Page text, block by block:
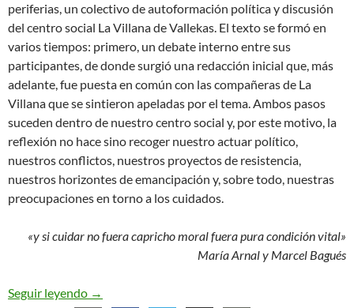
periferias, un colectivo de autoformación política y discusión
del centro social La Villana de Vallekas. El texto se formó en
varios tiempos: primero, un debate interno entre sus
participantes, de donde surgió una redacción inicial que, más
adelante, fue puesta en común con las compañeras de La
Villana que se sintieron apeladas por el tema. Ambos pasos
suceden dentro de nuestro centro social y, por este motivo, la
reflexión no hace sino recoger nuestro actuar político,
nuestros conflictos, nuestros proyectos de resistencia,
nuestros horizontes de emancipación y, sobre todo, nuestras
preocupaciones en torno a los cuidados.
«y si cuidar no fuera capricho moral fuera pura condición vital»
María Arnal y Marcel Bagués
Seguir leyendo La deriva neoliberal de los cuidados
→